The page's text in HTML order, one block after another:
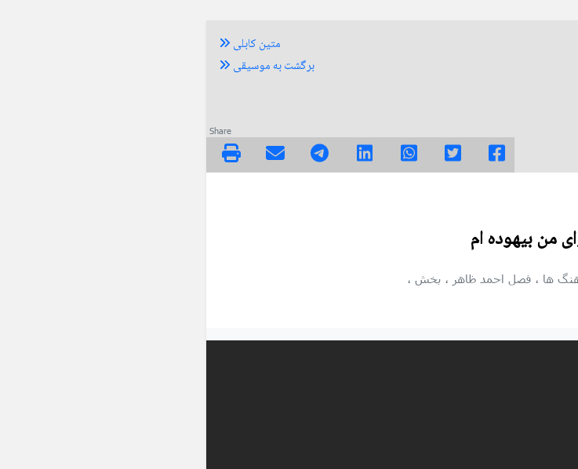
متین کابلی
برگشت به موسیقی
Share
من بیهوده ام
ها ، فصل احمد ظاهر ، بخش ،